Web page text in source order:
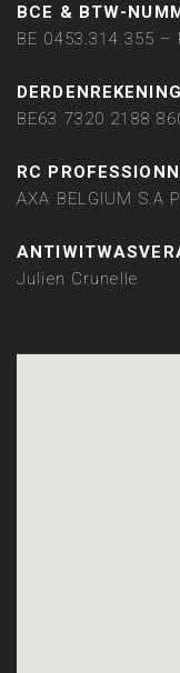
BCE & BTW-
BE 0453.314.355 –
DERDENREKENING
BE63 7320 2188
RC
AXA BELGIUM S.A
Julien Crunelle